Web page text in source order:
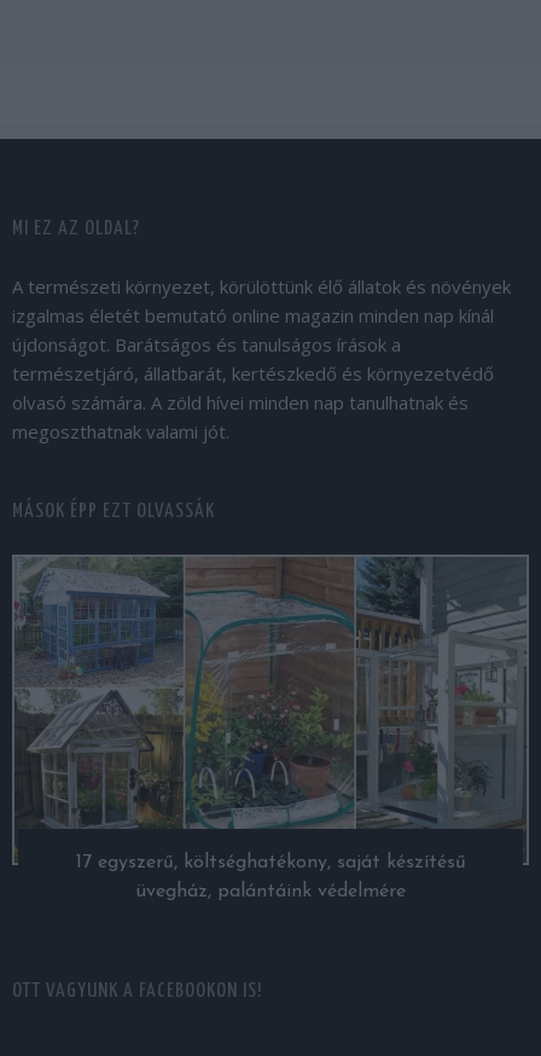
MI EZ AZ OLDAL?
A természeti környezet, körülöttünk élő állatok és növények
izgalmas életét bemutató online magazin minden nap kínál
újdonságot. Barátságos és tanulságos írások a
természetjáró, állatbarát, kertészkedő és környezetvédő
olvasó számára. A zöld hívei minden nap tanulhatnak és
megoszthatnak valami jót.
MÁSOK ÉPP EZT OLVASSÁK
17 egyszerű, költséghatékony, saját készítésű
üvegház, palántáink védelmére
OTT VAGYUNK A FACEBOOKON IS!